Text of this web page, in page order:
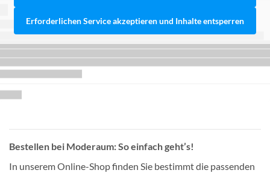
Erforderlichen Service akzeptieren und Inhalte entsperren
Bestellen bei Moderaum: So einfach geht’s!
In unserem Online-Shop finden Sie bestimmt die passenden